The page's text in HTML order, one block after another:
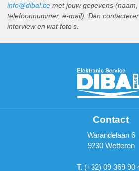
info@dibal.be met jouw gegevens
telefoonnummer, e-mail). Dan
interview en wat foto’s.
Contact
Warandelaan 6
9230 Wetteren
T. (+32) 09 369 90